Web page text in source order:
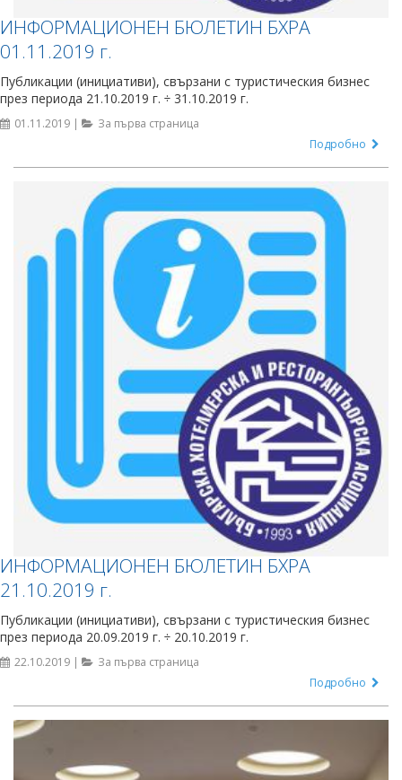
ИНФОРМАЦИОНЕН БЮЛЕТИН БХРА
01.11.2019 г.
Публикации (инициативи), свързани с туристическия бизнес
през периода 21.10.2019 г. ÷ 31.10.2019 г.
01.11.2019 |
За първа страница
Подробно
ИНФОРМАЦИОНЕН БЮЛЕТИН БХРА
21.10.2019 г.
Публикации (инициативи), свързани с туристическия бизнес
през периода 20.09.2019 г. ÷ 20.10.2019 г.
22.10.2019 |
За първа страница
Подробно